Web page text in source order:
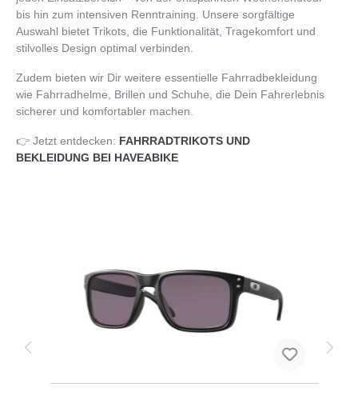
bis hin zum intensiven Renntraining. Unsere sorgfältige
Auswahl bietet Trikots, die Funktionalität, Tragekomfort und
stilvolles Design optimal verbinden.
Zudem bieten wir Dir weitere essentielle Fahrradbekleidung
wie Fahrradhelme, Brillen und Schuhe, die Dein Fahrerlebnis
sicherer und komfortabler machen.
👉 Jetzt entdecken: FAHRRADTRIKOTS UND
BEKLEIDUNG BEI HAVEABIKE